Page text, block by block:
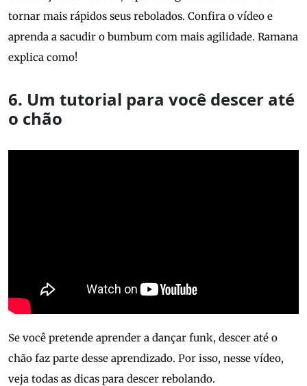
tornar mais rápidos seus rebolados. Confira o vídeo e
aprenda a sacudir o bumbum com mais agilidade. Ramana
explica como!
6. Um tutorial para você descer até
o chão
Se você pretende aprender a dançar funk, descer até o
chão faz parte desse aprendizado. Por isso, nesse vídeo,
veja todas as dicas para descer rebolando.